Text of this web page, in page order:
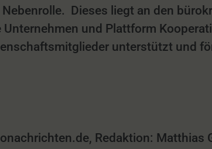
Dieses liegt an den
und Plattform
unterstützt und
Redaktion: Matthias